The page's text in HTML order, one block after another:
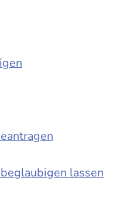
lassen